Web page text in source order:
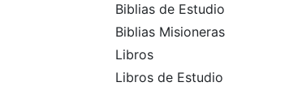
Biblias de Estudio
Biblias Misioneras
Libros
Libros de Estudio